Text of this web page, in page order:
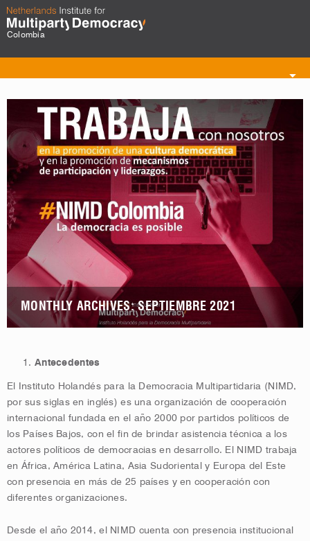
Colombia
Toggle
MONTHLY ARCHIVES: SEPTIEMBRE 2021
Antecedentes
El Instituto Holandés para la Democracia Multipartidaria (NIMD,
por sus siglas en inglés) es una organización de cooperación
internacional fundada en el año 2000 por partidos políticos de
los Países Bajos, con el fin de brindar asistencia técnica a los
actores políticos de democracias en desarrollo. El NIMD trabaja
en África, América Latina, Asia Sudoriental y Europa del Este
con presencia en más de 25 países y en cooperación con
diferentes organizaciones.
Desde el año 2014, el NIMD cuenta con presencia institucional